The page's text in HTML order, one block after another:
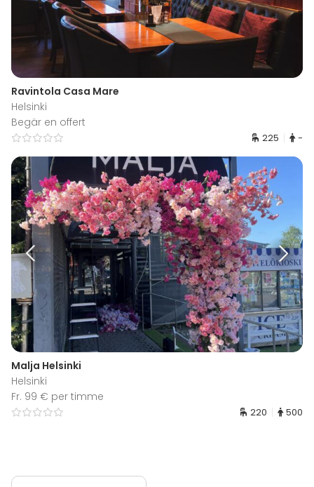
Ravintola Casa Mare
Helsinki
Begär en offert
225 -
Malja Helsinki
Helsinki
Fr. 99 € per timme
220 500